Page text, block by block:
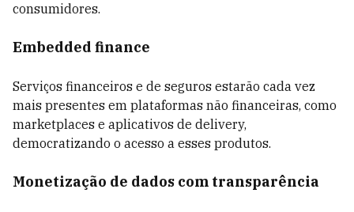
consumidores.
Embedded finance
Serviços financeiros e de seguros estarão cada vez
mais presentes em plataformas não financeiras, como
marketplaces e aplicativos de delivery,
democratizando o acesso a esses produtos.
Monetização de dados com transparência